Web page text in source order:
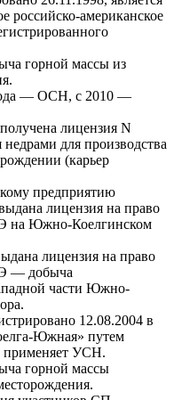
американское
горной массы из
— ОСН, с 2010 —
лицензия N
для производства
(карьер
предприятию
лицензия на право
на Южно-Коелгинском
лицензия на право
— добыча
части Южно-
12.08.2004 в
Южная» путем
применяет УСН.
горной массы